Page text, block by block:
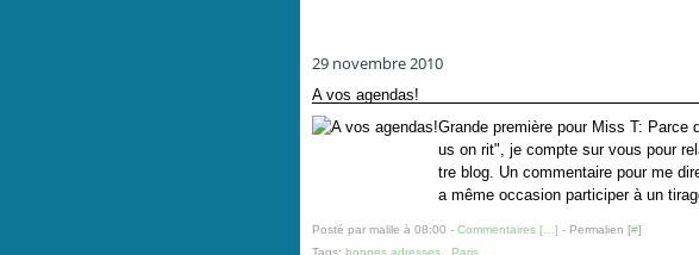
29 novembre 2010
A vos agendas!
Grande première pour Miss T: Parce
us on rit", je compte sur vous pour
tre blog. Un commentaire pour me
a même occasion participer à un
Posté par malile à 08:00 - Commentaires [ ] - Permalien [#]
Tags: bonnes adresses Paris